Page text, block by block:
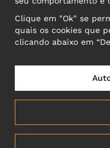
Narva
Clique em "Ok" se
quais os cookies que
clicando abaixo em